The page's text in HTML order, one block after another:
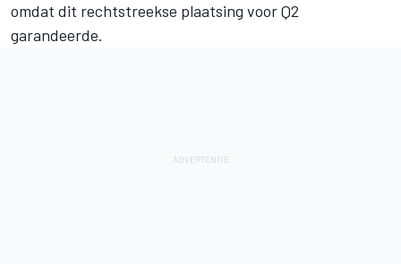
omdat dit rechtstreekse plaatsing voor Q2
garandeerde.